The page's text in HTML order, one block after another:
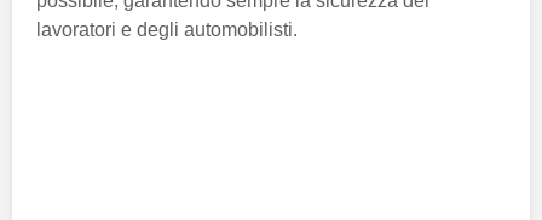
lavoratori e degli automobilisti.